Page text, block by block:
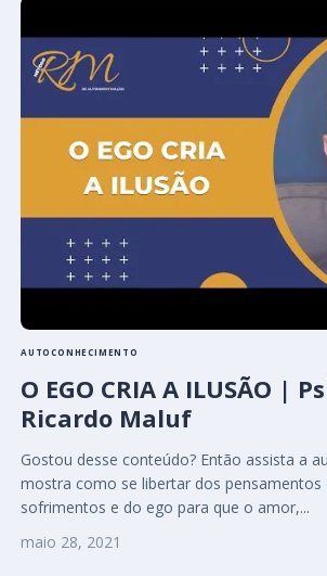
AUTOCONHECIMENTO
O EGO CRIA A ILUSÃO |
Ricardo Maluf
Gostou desse conteúdo? Então assista a
mostra como se libertar dos pensamentos
sofrimentos e do ego para que o amor,...
maio 28, 2021